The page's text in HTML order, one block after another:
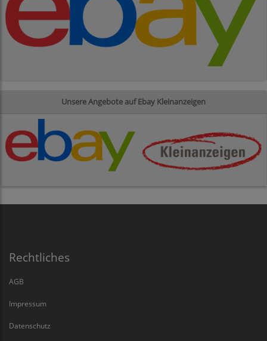
Unsere Angebote auf Ebay Kleinanzeigen
Rechtliches
AGB
Impressum
Datenschutz